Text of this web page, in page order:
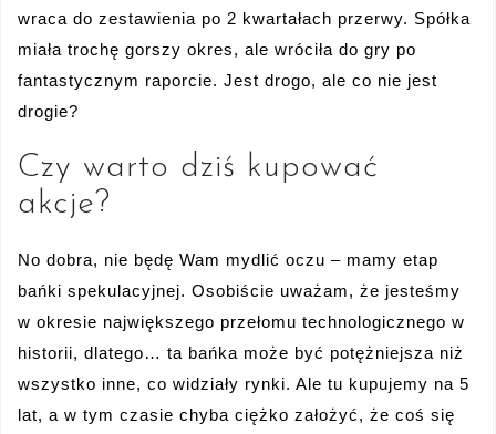
wraca do zestawienia po 2 kwartałach przerwy. Spółka
miała trochę gorszy okres, ale wróciła do gry po
fantastycznym raporcie. Jest drogo, ale co nie jest
drogie?
Czy warto dziś kupować
akcje?
No dobra, nie będę Wam mydlić oczu – mamy etap
bańki spekulacyjnej. Osobiście uważam, że jesteśmy
w okresie największego przełomu technologicznego w
historii, dlatego… ta bańka może być potężniejsza niż
wszystko inne, co widziały rynki. Ale tu kupujemy na 5
lat, a w tym czasie chyba ciężko założyć, że coś się